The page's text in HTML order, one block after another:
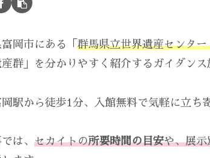
岡市にある「 群馬県立世界遺産センター
群」を分かりやすく紹介するガイダンス
岡駅から徒歩1分、入館無料で気軽に立ち
は、 セカイトの所要時間の目安や、展示